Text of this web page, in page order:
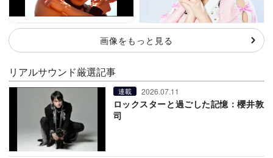
画像をもっと見る
リアルサウンド厳選記事
連載 2026.07.11
ロックスターと過ごした記憶：櫻井敦
司